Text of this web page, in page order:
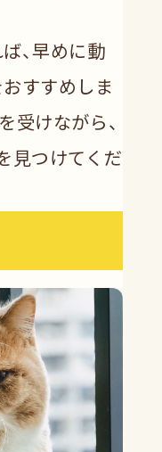
、早めに動
すすめしま
受けながら、
見つけてくだ